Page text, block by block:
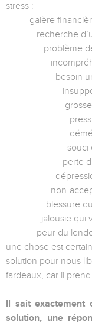
stress :
galère
recherche
problème de
besoin
grossesse
pression
souci de
perte d’un
dépression
non-
blessure du
jalousie qui
peur du
une chose est
solution pour nous
fardeaux, car il
Il sait exactement
solution, une